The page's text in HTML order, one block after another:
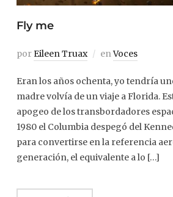
Fly me
por Eileen Truax enVoces
Eran los años ochenta, yo tendría
madre volvía de un viaje a Florida.
apogeo de los transbordadores
1980 el Columbia despegó del
para convertirse en la referencia
generación, el equivalente a lo […]